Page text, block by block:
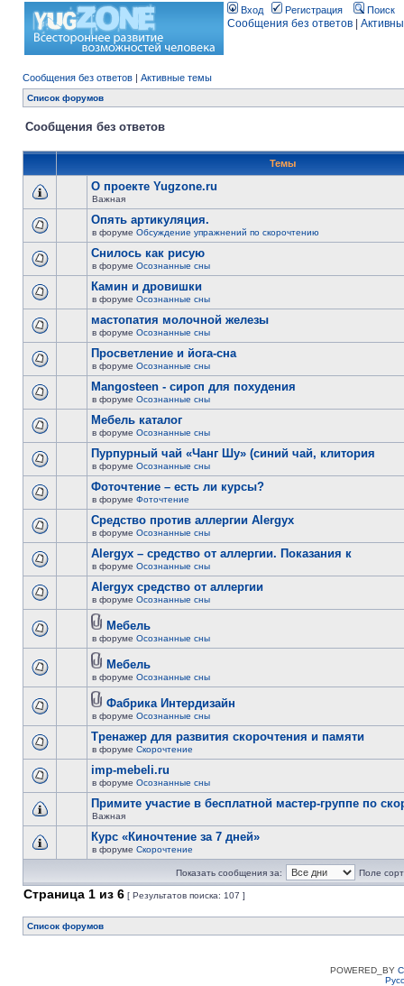
Вход Регистрация Поиск
Сообщения без ответов
Сообщения без ответов | Активные темы
Список форумов
Сообщения без ответов
Темы
О проекте Yugzone.ru
Важная
Опять артикуляция.
в форуме Обсуждение упражнений по скорочтению
Снилось как рисую
в форуме Осознанные сны
Камин и дровишки
в форуме Осознанные сны
мастопатия молочной железы
в форуме Осознанные сны
Просветление и йога-сна
в форуме Осознанные сны
Mangosteen - сироп для похудения
в форуме Осознанные сны
Мебель каталог
в форуме Осознанные сны
Пурпурный чай «Чанг Шу» (синий чай, клитория
в форуме Осознанные сны
Фоточтение – есть ли курсы?
в форуме Фоточтение
Cредство против аллергии Alergyx
в форуме Осознанные сны
Alergyx – средство от аллергии. Показания к
в форуме Осознанные сны
Alergyx средство от аллергии
в форуме Осознанные сны
Мебель
в форуме Осознанные сны
Мебель
в форуме Осознанные сны
Фабрика Интердизайн
в форуме Осознанные сны
Тренажер для развития скорочтения и памяти
в форуме Скорочтение
imp-mebeli.ru
в форуме Осознанные сны
Примите участие в бесплатной мастер-группе по
Важная
Курс «Киночтение за 7 дней»
в форуме Скорочтение
Показать сообщения за: Поле
Страница 1 из 6 [ Результатов поиска: 107 ]
Список форумов
POWERED_BY